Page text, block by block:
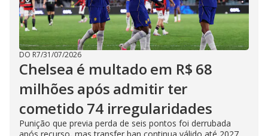
DO R7/31/07/2026
Chelsea é multado em R$ 68
milhões após admitir ter
cometido 74 irregularidades
Punição que previa perda de seis pontos foi derrubada